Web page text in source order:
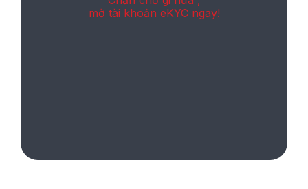
mở tài khoản eKYC ngay!